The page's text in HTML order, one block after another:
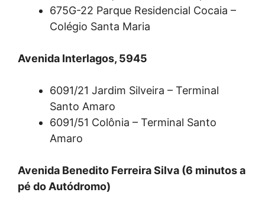
675G-22 Parque Residencial Cocaia –
Colégio Santa Maria
Avenida Interlagos, 5945
6091/21 Jardim Silveira – Terminal
Santo Amaro
6091/51 Colônia – Terminal Santo
Amaro
Avenida Benedito Ferreira Silva (6 minutos a
pé do Autódromo)